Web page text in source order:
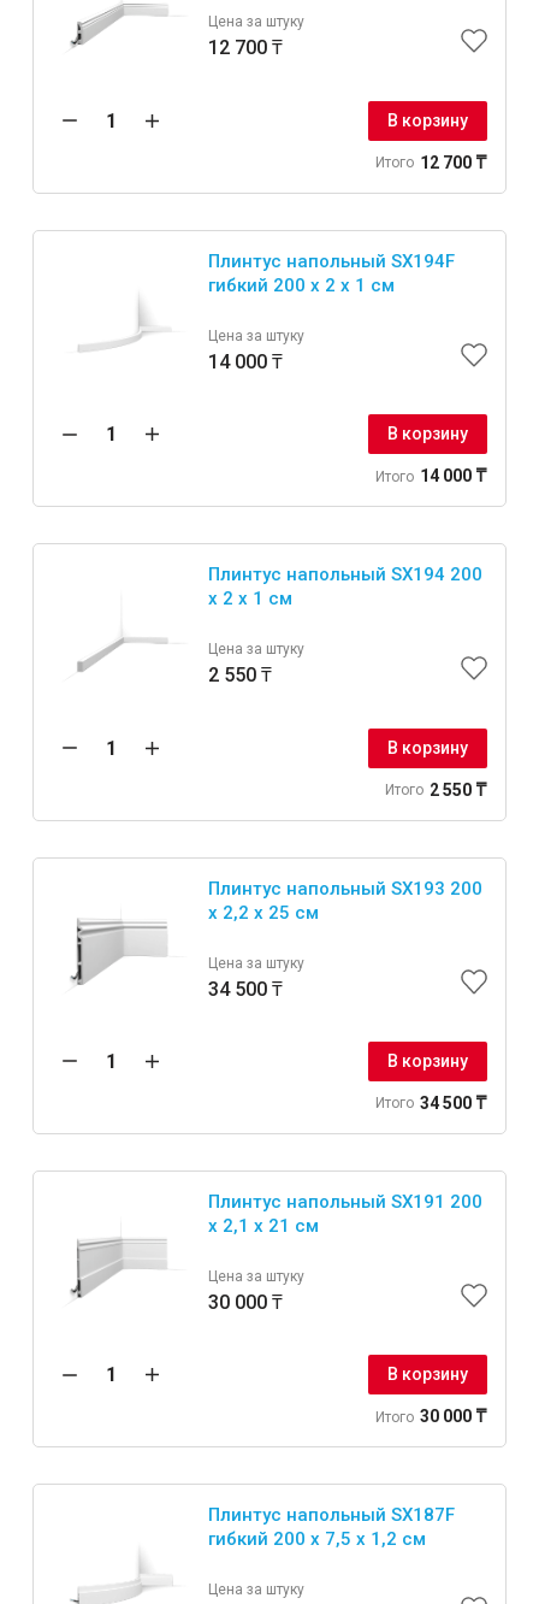
Цена за штуку
12 700 ₸
В корзину
Итого 12 700 ₸
Плинтус напольный SX194F
гибкий 200 x 2 x 1 см
Цена за штуку
14 000 ₸
В корзину
Итого 14 000 ₸
Плинтус напольный SX194 200
x 2 x 1 см
Цена за штуку
2 550 ₸
В корзину
Итого 2 550 ₸
Плинтус напольный SX193 200
x 2,2 x 25 см
Цена за штуку
34 500 ₸
В корзину
Итого 34 500 ₸
Плинтус напольный SX191 200
x 2,1 x 21 см
Цена за штуку
30 000 ₸
В корзину
Итого 30 000 ₸
Плинтус напольный SX187F
гибкий 200 х 7,5 х 1,2 см
Цена за штуку